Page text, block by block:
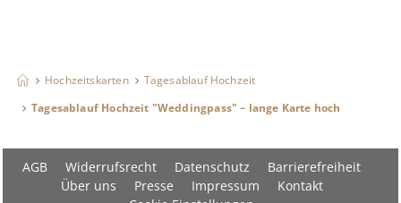
Hochzeitskarten
Tagesablauf Hochzeit
Tagesablauf Hochzeit "Weddingpass" – lange Karte hoch
AGB Widerrufsrecht Datenschutz
Barrierefreiheit
Über uns
Presse Impressum
Kontakt